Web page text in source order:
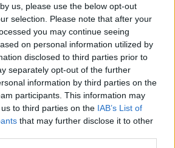
us, please use the below opt-out
selection. Please note that after your
you may continue seeing
on personal information utilized by
disclosed to third parties prior to
separately opt-out of the further
information by third parties on the
participants. This information may
to third parties on the IAB’s List of
that may further disclose it to other
Ο συνθέτης μίλησε ανοιχτά για την
αχαριστία που βιώνει στον χώρο της
μουσικής, 22 χρόνια μετά τη νίκη της
Ελλάδας στη Eurovision.
Νεαρός στο λιμάνι του Πειραιά:
«Πάω διακοπές έναν μήνα» ‑ Η
απίθανη ατάκα στην κάμερα του
MEGA
ΧΤΕΣ